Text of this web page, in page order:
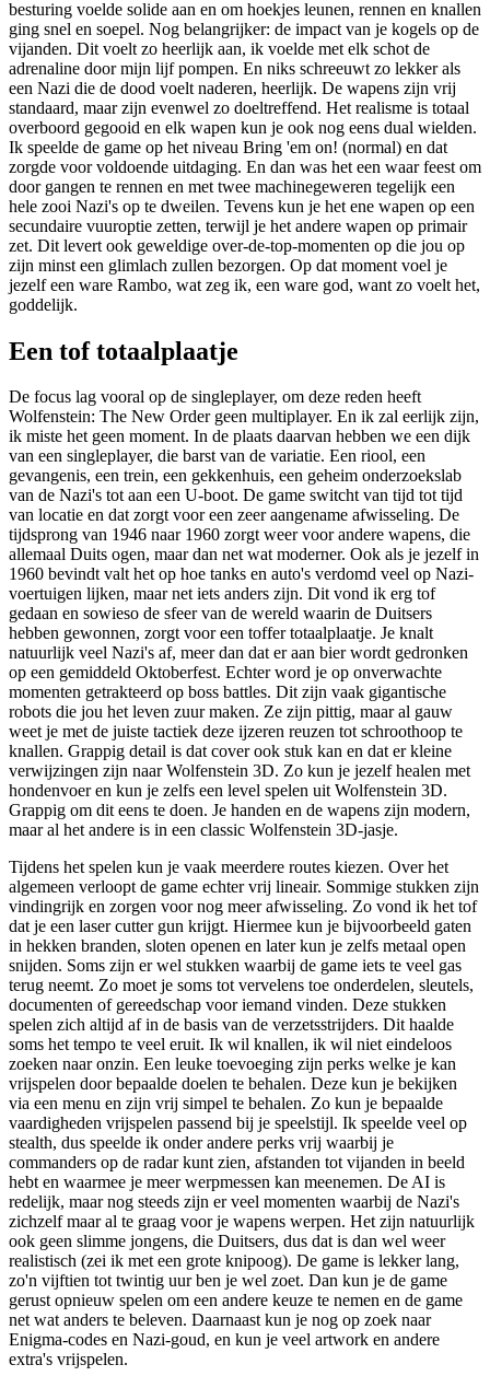
besturing voelde solide aan en om hoekjes leunen, rennen en knallen
ging snel en soepel. Nog belangrijker: de impact van je kogels op de
vijanden. Dit voelt zo heerlijk aan, ik voelde met elk schot de
adrenaline door mijn lijf pompen. En niks schreeuwt zo lekker als
een Nazi die de dood voelt naderen, heerlijk. De wapens zijn vrij
standaard, maar zijn evenwel zo doeltreffend. Het realisme is totaal
overboord gegooid en elk wapen kun je ook nog eens dual wielden.
Ik speelde de game op het niveau Bring 'em on! (normal) en dat
zorgde voor voldoende uitdaging. En dan was het een waar feest om
door gangen te rennen en met twee machinegeweren tegelijk een
hele zooi Nazi's op te dweilen. Tevens kun je het ene wapen op een
secundaire vuuroptie zetten, terwijl je het andere wapen op primair
zet. Dit levert ook geweldige over-de-top-momenten op die jou op
zijn minst een glimlach zullen bezorgen. Op dat moment voel je
jezelf een ware Rambo, wat zeg ik, een ware god, want zo voelt het,
goddelijk.
Een tof totaalplaatje
De focus lag vooral op de singleplayer, om deze reden heeft
Wolfenstein: The New Order geen multiplayer. En ik zal eerlijk zijn,
ik miste het geen moment. In de plaats daarvan hebben we een dijk
van een singleplayer, die barst van de variatie. Een riool, een
gevangenis, een trein, een gekkenhuis, een geheim onderzoekslab
van de Nazi's tot aan een U-boot. De game switcht van tijd tot tijd
van locatie en dat zorgt voor een zeer aangename afwisseling. De
tijdsprong van 1946 naar 1960 zorgt weer voor andere wapens, die
allemaal Duits ogen, maar dan net wat moderner. Ook als je jezelf in
1960 bevindt valt het op hoe tanks en auto's verdomd veel op Nazi-
voertuigen lijken, maar net iets anders zijn. Dit vond ik erg tof
gedaan en sowieso de sfeer van de wereld waarin de Duitsers
hebben gewonnen, zorgt voor een toffer totaalplaatje. Je knalt
natuurlijk veel Nazi's af, meer dan dat er aan bier wordt gedronken
op een gemiddeld Oktoberfest. Echter word je op onverwachte
momenten getrakteerd op boss battles. Dit zijn vaak gigantische
robots die jou het leven zuur maken. Ze zijn pittig, maar al gauw
weet je met de juiste tactiek deze ijzeren reuzen tot schroothoop te
knallen. Grappig detail is dat cover ook stuk kan en dat er kleine
verwijzingen zijn naar Wolfenstein 3D. Zo kun je jezelf healen met
hondenvoer en kun je zelfs een level spelen uit Wolfenstein 3D.
Grappig om dit eens te doen. Je handen en de wapens zijn modern,
maar al het andere is in een classic Wolfenstein 3D-jasje.
Tijdens het spelen kun je vaak meerdere routes kiezen. Over het
algemeen verloopt de game echter vrij lineair. Sommige stukken zijn
vindingrijk en zorgen voor nog meer afwisseling. Zo vond ik het tof
dat je een laser cutter gun krijgt. Hiermee kun je bijvoorbeeld gaten
in hekken branden, sloten openen en later kun je zelfs metaal open
snijden. Soms zijn er wel stukken waarbij de game iets te veel gas
terug neemt. Zo moet je soms tot vervelens toe onderdelen, sleutels,
documenten of gereedschap voor iemand vinden. Deze stukken
spelen zich altijd af in de basis van de verzetsstrijders. Dit haalde
soms het tempo te veel eruit. Ik wil knallen, ik wil niet eindeloos
zoeken naar onzin. Een leuke toevoeging zijn perks welke je kan
vrijspelen door bepaalde doelen te behalen. Deze kun je bekijken
via een menu en zijn vrij simpel te behalen. Zo kun je bepaalde
vaardigheden vrijspelen passend bij je speelstijl. Ik speelde veel op
stealth, dus speelde ik onder andere perks vrij waarbij je
commanders op de radar kunt zien, afstanden tot vijanden in beeld
hebt en waarmee je meer werpmessen kan meenemen. De AI is
redelijk, maar nog steeds zijn er veel momenten waarbij de Nazi's
zichzelf maar al te graag voor je wapens werpen. Het zijn natuurlijk
ook geen slimme jongens, die Duitsers, dus dat is dan wel weer
realistisch (zei ik met een grote knipoog). De game is lekker lang,
zo'n vijftien tot twintig uur ben je wel zoet. Dan kun je de game
gerust opnieuw spelen om een andere keuze te nemen en de game
net wat anders te beleven. Daarnaast kun je nog op zoek naar
Enigma-codes en Nazi-goud, en kun je veel artwork en andere
extra's vrijspelen.